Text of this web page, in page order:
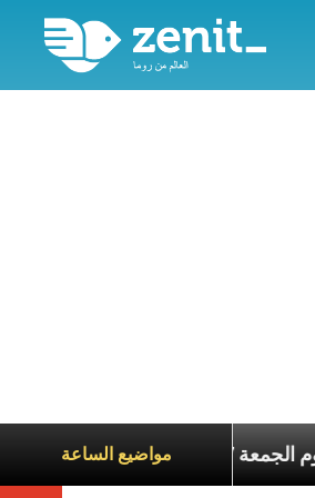
مواضيع الساعة
عناوين نشرة يوم الجمعة 7 آب 2026: السلام يُبنى بصبر يومًا بعد يوم